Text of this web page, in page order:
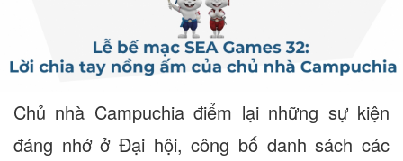
Chủ nhà Campuchia điểm lại những sự kiện
đáng nhớ ở Đại hội, công bố danh sách các